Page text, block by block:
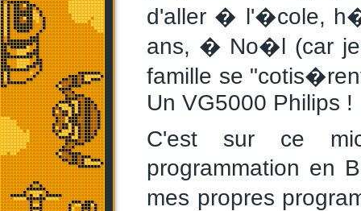
d'aller � l'�cole,
ans, � No�l (car
famille se
Un VG5000 Philips !
C'est sur ce
programmation en
mes propres